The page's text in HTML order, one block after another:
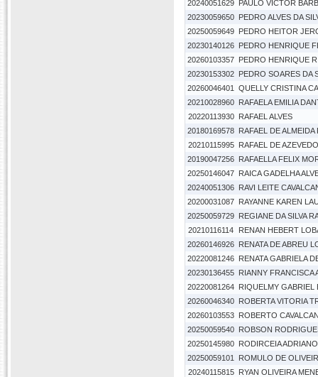
20240051629 PAULO VICTOR
20230059650 PEDRO ALVES DA
20250059649 PEDRO HEITOR
20230140126 PEDRO HENRIQUE
20260103357 PEDRO HENRIQUE
20230153302 PEDRO SOARES DA
20260046401
QUELLY CRISTINA
20210028960 RAFAELA EMILIA
20220113930
RAFAEL ALVES
20180169578 RAFAEL DE ALMEIDA
20210115995
RAFAEL DE
20190047256 RAFAELLA FELIX
20250146047 RAICA GADELHA
20240051306 RAVI LEITE
20200031087 RAYANNE KAREN
20250059729 REGIANE DA SILVA
20210116114
RENAN HEBERT
20260146926 RENATA DE ABREU
20220081246 RENATA GABRIELA
20230136455 RIANNY FRANCISCA
20220081264 RIQUELMY GABRIEL
20260046340 ROBERTA VITORIA
20260103553 ROBERTO
20250059540 ROBSON
20250145980 RODIRCEIA
20250059101
ROMULO DE
20240115815
RYAN OLIVEIRA